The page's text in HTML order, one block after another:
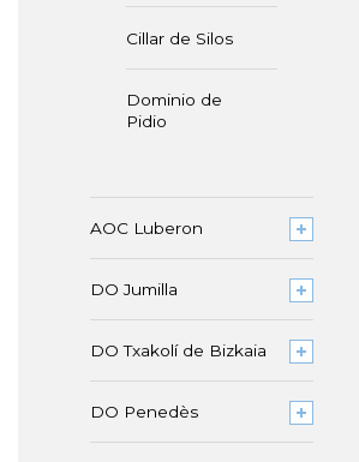
Cillar de Silos
Dominio de
Pidio
AOC Luberon
DO Jumilla
DO Txakolí de Bizkaia
DO Penedès